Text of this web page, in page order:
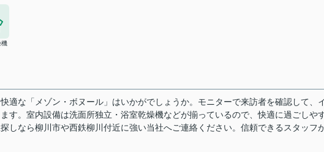
機
適な「メゾン・ボヌール」はいかがでしょうか。モニターで来訪者を確認して、
す。室内設備は洗面所独立・浴室乾燥機などが揃っているので、快適に過ごしや
しなら柳川市や西鉄柳川付近に強い当社へご連絡ください。信頼できるスタッフ